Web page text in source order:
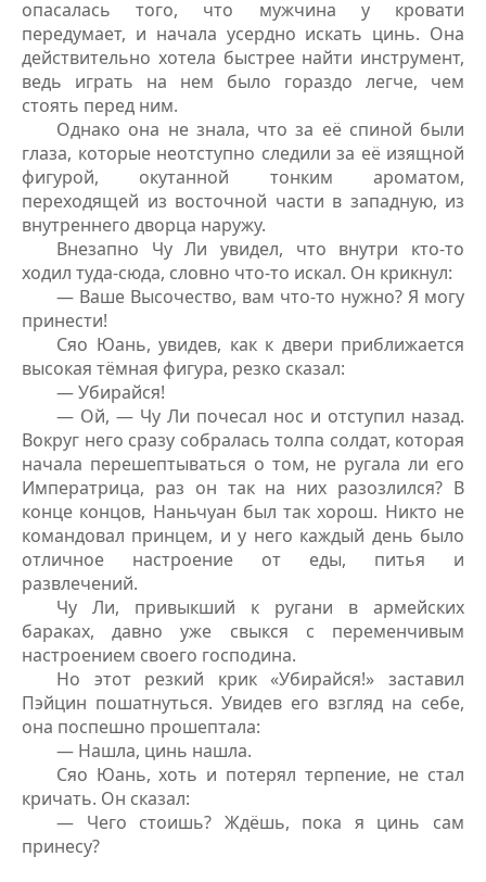
опасалась того, что мужчина у кровати
передумает, и начала усердно искать цинь. Она
действительно хотела быстрее найти инструмент,
ведь играть на нем было гораздо легче, чем
стоять перед ним.
Однако она не знала, что за её спиной были
глаза, которые неотступно следили за её изящной
фигурой, окутанной тонким ароматом,
переходящей из восточной части в западную, из
внутреннего дворца наружу.
Внезапно Чу Ли увидел, что внутри кто-то
ходил туда-сюда, словно что-то искал. Он крикнул:
— Ваше Высочество, вам что-то нужно? Я могу
принести!
Сяо Юань, увидев, как к двери приближается
высокая тёмная фигура, резко сказал:
— Убирайся!
— Ой, — Чу Ли почесал нос и отступил назад.
Вокруг него сразу собралась толпа солдат, которая
начала перешептываться о том, не ругала ли его
Императрица, раз он так на них разозлился? В
конце концов, Наньчуан был так хорош. Никто не
командовал принцем, и у него каждый день было
отличное настроение от еды, питья и
развлечений.
Чу Ли, привыкший к ругани в армейских
бараках, давно уже свыкся с переменчивым
настроением своего господина.
Но этот резкий крик «Убирайся!» заставил
Пэйцин пошатнуться. Увидев его взгляд на себе,
она поспешно прошептала:
— Нашла, цинь нашла.
Сяо Юань, хоть и потерял терпение, не стал
кричать. Он сказал:
— Чего стоишь? Ждёшь, пока я цинь сам
принесу?